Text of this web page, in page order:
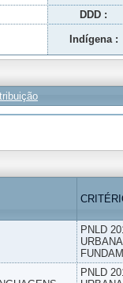
DDD :
Indígena :
PNLD
PNLD